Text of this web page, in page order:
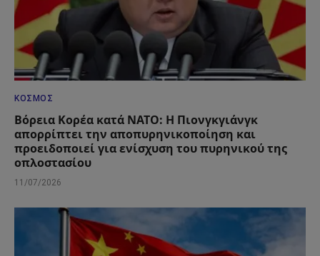
ΚΌΣΜΟΣ
Βόρεια Κορέα κατά ΝΑΤΟ: Η Πιονγκγιάνγκ
απορρίπτει την αποπυρηνικοποίηση και
προειδοποιεί για ενίσχυση του πυρηνικού της
οπλοστασίου
11/07/2026